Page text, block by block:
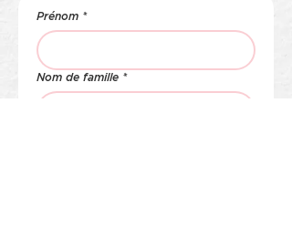
Prénom *
Nom de famille *